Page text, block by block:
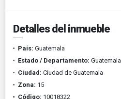
Detalles del inmueble
País: Guatemala
Estado / Departamento: Guatemala
Ciudad: Ciudad de Guatemala
Zona: 15
Código: 10018322